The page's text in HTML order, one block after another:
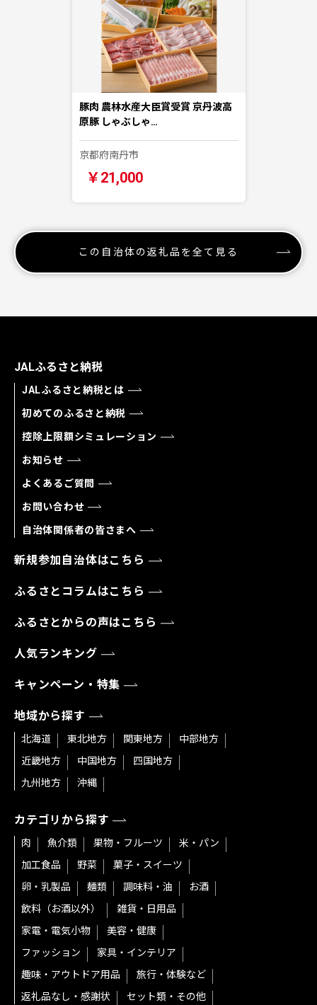
豚肉 農林水産大臣賞受賞 京丹波高
原豚 しゃぶしゃ…
京都府南丹市
￥21,000
この自治体の返礼品を全て見る
JALふるさと納税
JALふるさと納税とは
初めてのふるさと納税
控除上限額シミュレーション
お知らせ
よくあるご質問
お問い合わせ
自治体関係者の皆さまへ
新規参加自治体はこちら
ふるさとコラムはこちら
ふるさとからの声はこちら
人気ランキング
キャンペーン・特集
地域から探す
北海道 東北地方 関東地方
中部地方
近畿地方
中国地方
四国地方
九州地方
沖縄
カテゴリから探す
肉 魚介類 果物・フルーツ
米・パン
加工食品
野菜
菓子・スイーツ
卵・乳製品
麺類 調味料・油
お酒
飲料（お酒以外）
雑貨・日用品
家電・電気小物
美容・健康
ファッション
家具・インテリア
趣味・アウトドア用品
旅行・体験など
返礼品なし・感謝状
セット類・その他